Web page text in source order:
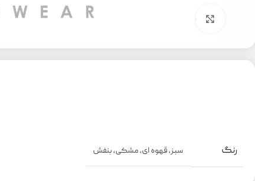
رنگ سبز,قهوه ای,مشکی,بنفش